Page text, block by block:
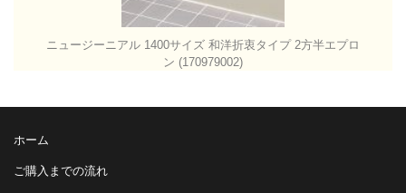
ニュージーニアル 1400サイズ 和洋折衷タイプ 2方半エプロ
ン (170979002)
ホーム
ご購入までの流れ